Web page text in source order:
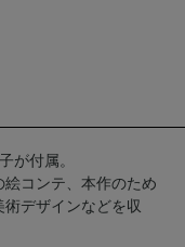
が付属。
コンテ、本作のため
デザインなどを収